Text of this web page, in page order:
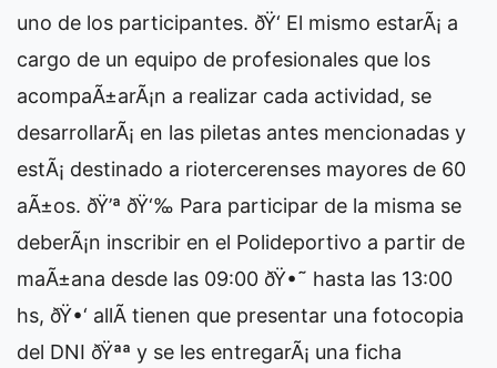
uno de los participantes. ðŸ‘ El mismo estarÃ¡ a
cargo de un equipo de profesionales que los
acompaÃ±arÃ¡n a realizar cada actividad, se
desarrollarÃ¡ en las piletas antes mencionadas y
estÃ¡ destinado a riotercerenses mayores de 60
aÃ±os. ðŸ’ª ðŸ‘‰ Para participar de la misma se
deberÃ¡n inscribir en el Polideportivo a partir de
maÃ±ana desde las 09:00 ðŸ•˜ hasta las 13:00
hs, ðŸ•‘ allÃ­ tienen que presentar una fotocopia
del DNI ðŸªª y se les entregarÃ¡ una ficha